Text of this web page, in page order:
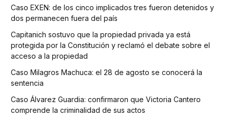
Caso EXEN: de los cinco implicados tres fueron detenidos y
dos permanecen fuera del país
Capitanich sostuvo que la propiedad privada ya está
protegida por la Constitución y reclamó el debate sobre el
acceso a la propiedad
Caso Milagros Machuca: el 28 de agosto se conocerá la
sentencia
Caso Álvarez Guardia: confirmaron que Victoria Cantero
comprende la criminalidad de sus actos